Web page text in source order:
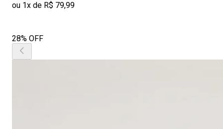
ou 1x de R$ 79,99
28% OFF